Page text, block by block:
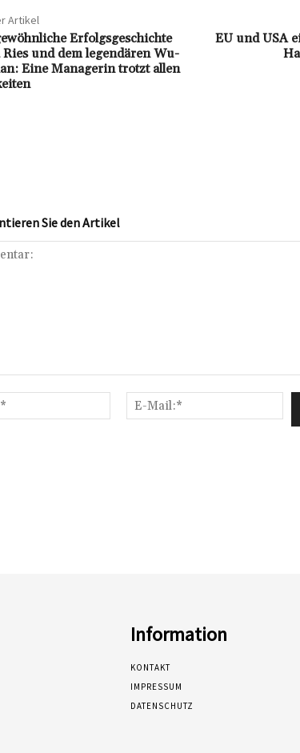
Artikel
Erfolgsgeschichte
Ries und dem legendären Wu-
Eine Managerin trotzt allen
EU und USA
Sie den Artikel
Name:*
Information
KONTAKT
IMPRESSUM
DATENSCHUTZ